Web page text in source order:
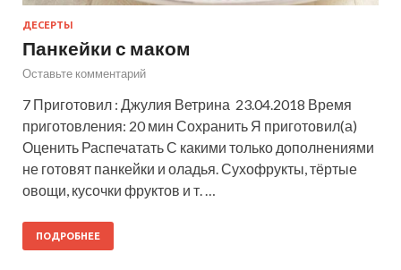
ДЕСЕРТЫ
Панкейки с маком
Оставьте комментарий
7 Приготовил : Джулия Ветрина 23.04.2018 Время
приготовления: 20 мин Сохранить Я приготовил(а)
Оценить Распечатать С какими только дополнениями
не готовят панкейки и оладья. Сухофрукты, тёртые
овощи, кусочки фруктов и т. …
ПОДРОБНЕЕ